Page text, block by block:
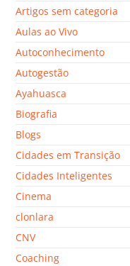
Artigos sem categoria
Aulas ao Vivo
Autoconhecimento
Autogestão
Ayahuasca
Biografia
Blogs
Cidades em Transição
Cidades Inteligentes
Cinema
clonlara
CNV
Coaching